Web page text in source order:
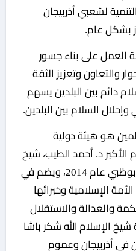
لشعبي أذربيجان
بشكل عام.
العمل على بناء جسور
والتعاون وتعزيز الثقة
دائم بين البلدين يسهم
السلام بين البلدين.
هو هيئة دولية
الأكبر د. أحمد الطيب، شيخ
الأزهر الشريف، تأسَّست في أبوظبي عام 2014، ويضم في
الإسلامية وخبرائها
والعدالة والاستقلال
الإسلام الله شكر باشا
في أذربيجان وعموم